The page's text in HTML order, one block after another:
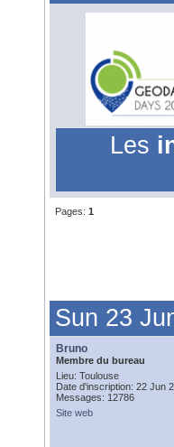
Les
Pages: 1
Sun 23
Bruno
Membre du bureau
Lieu: Toulouse
Date d'inscription: 22 Jun
Messages: 12786
Site web